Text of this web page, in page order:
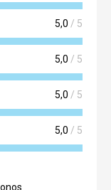
5,0 / 5
5,0 / 5
5,0 / 5
5,0 / 5